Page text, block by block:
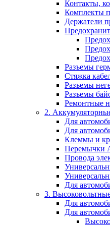
Контакты,
Комплекты
Держатели
Разъемы
Стяжка
Разъемы
Разъемы
Ремонтные
2.
Для
Для
Клеммы и
Перемычки
Провода
Для
3.
Для
Для